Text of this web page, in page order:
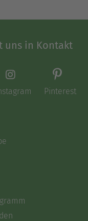
uns in Kontakt
Pinterest